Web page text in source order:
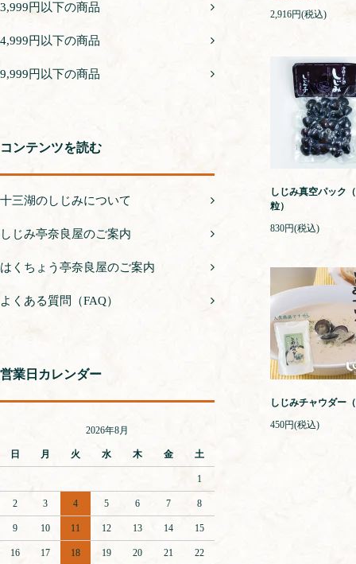
3,999円以下の商品
4,999円以下の商品
9,999円以下の商品
コンテンツを読む
十三湖のしじみについて
しじみ亭奈良屋のご案内
はくちょう亭奈良屋のご案内
よくある質問（FAQ）
営業日カレンダー
2026年8月
日 月 火 水 木 金 土
1
2 3 4 5 6 7 8
9 10 11 12 13 14 15
16 17 18 19 20 21 22
2,916円(税込)
しじみ真空パック
粒）
830円(税込)
しじみチャウダー
450円(税込)